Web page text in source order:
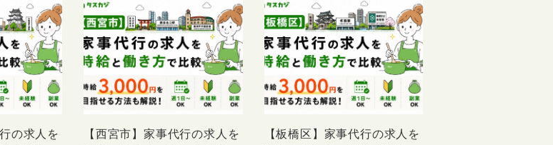
の求人を
【西宮市】家事代行の求人を
【板橋区】家事代行の求人を